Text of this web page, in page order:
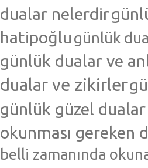
dualar nelerdir
hatipoğlu günlük
günlük dualar ve
dualar ve zikirler
günlük güzel dualar
okunması gereken
belli zamanında